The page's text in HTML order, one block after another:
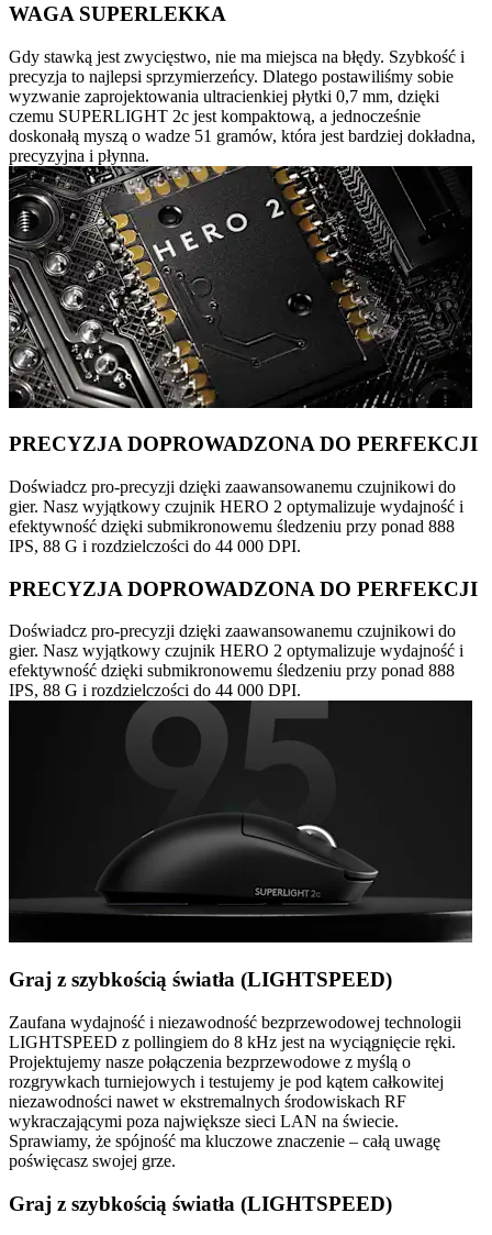
WAGA SUPERLEKKA
Gdy stawką jest zwycięstwo, nie ma miejsca na błędy. Szybkość i
precyzja to najlepsi sprzymierzeńcy. Dlatego postawiliśmy sobie
wyzwanie zaprojektowania ultracienkiej płytki 0,7 mm, dzięki
czemu SUPERLIGHT 2c jest kompaktową, a jednocześnie
doskonałą myszą o wadze 51 gramów, która jest bardziej dokładna,
precyzyjna i płynna.
PRECYZJA DOPROWADZONA DO PERFEKCJI
Doświadcz pro-precyzji dzięki zaawansowanemu czujnikowi do
gier. Nasz wyjątkowy czujnik HERO 2 optymalizuje wydajność i
efektywność dzięki submikronowemu śledzeniu przy ponad 888
IPS, 88 G i rozdzielczości do 44 000 DPI.
PRECYZJA DOPROWADZONA DO PERFEKCJI
Doświadcz pro-precyzji dzięki zaawansowanemu czujnikowi do
gier. Nasz wyjątkowy czujnik HERO 2 optymalizuje wydajność i
efektywność dzięki submikronowemu śledzeniu przy ponad 888
IPS, 88 G i rozdzielczości do 44 000 DPI.
Graj z szybkością światła (LIGHTSPEED)
Zaufana wydajność i niezawodność bezprzewodowej technologii
LIGHTSPEED z pollingiem do 8 kHz jest na wyciągnięcie ręki.
Projektujemy nasze połączenia bezprzewodowe z myślą o
rozgrywkach turniejowych i testujemy je pod kątem całkowitej
niezawodności nawet w ekstremalnych środowiskach RF
wykraczającymi poza największe sieci LAN na świecie.
Sprawiamy, że spójność ma kluczowe znaczenie – całą uwagę
poświęcasz swojej grze.
Graj z szybkością światła (LIGHTSPEED)